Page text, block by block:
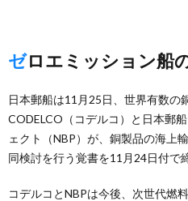
ゼロエミッション船
日本郵船は11月25日、世界有数の
CODELCO（コデルコ）と日本郵
ェクト（NBP）が、銅製品の海上
同検討を行う覚書を11月24日付で
コデルコとNBPは今後、次世代燃